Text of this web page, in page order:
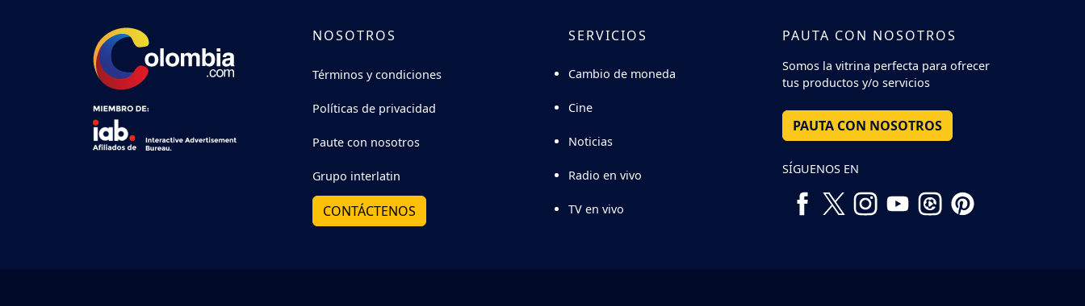
NOSOTROS
Términos y condiciones
Políticas de privacidad
Paute con nosotros
Grupo interlatin
CONTÁCTENOS
SERVICIOS
Cambio de moneda
Cine
Noticias
Radio en vivo
TV en vivo
PAUTA CON NOSOTROS
Somos la vitrina perfecta para ofrecer
tus productos y/o servicios
PAUTA CON NOSOTROS
SÍGUENOS EN